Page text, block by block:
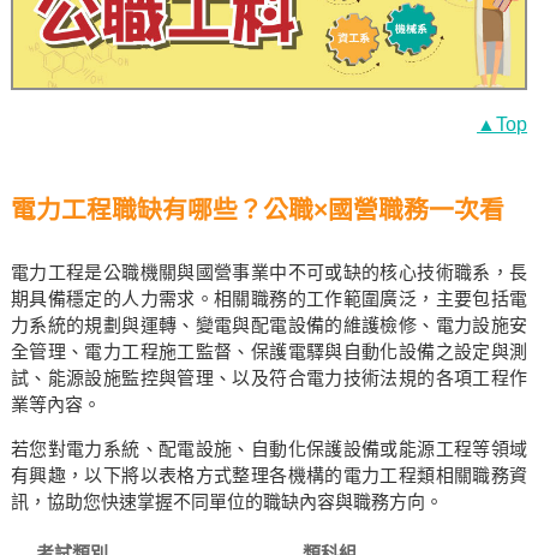
▲Top
電力工程職缺有哪些？公職×國營職務一次看
電力工程是公職機關與國營事業中不可或缺的核心技術職系，長
期具備穩定的人力需求。相關職務的工作範圍廣泛，主要包括電
力系統的規劃與運轉、變電與配電設備的維護檢修、電力設施安
全管理、電力工程施工監督、保護電驛與自動化設備之設定與測
試、能源設施監控與管理、以及符合電力技術法規的各項工程作
業等內容。
若您對電力系統、配電設施、自動化保護設備或能源工程等領域
有興趣，以下將以表格方式整理各機構的電力工程類相關職務資
訊，協助您快速掌握不同單位的職缺內容與職務方向。